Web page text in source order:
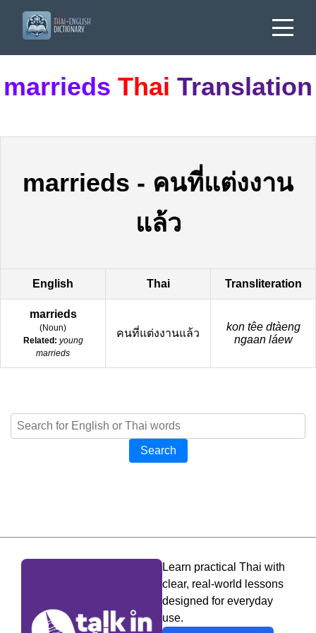
marrieds Thai Translation
marrieds - คนที่แต่งงาน
แล้ว
English Thai Transliteration
marrieds
(Noun)
Related: young
marrieds
คนที่แต่งงานแล้ว
kon têe dtàeng
ngaan láew
Search
Learn practical Thai with
clear, real-world lessons
designed for everyday
use.